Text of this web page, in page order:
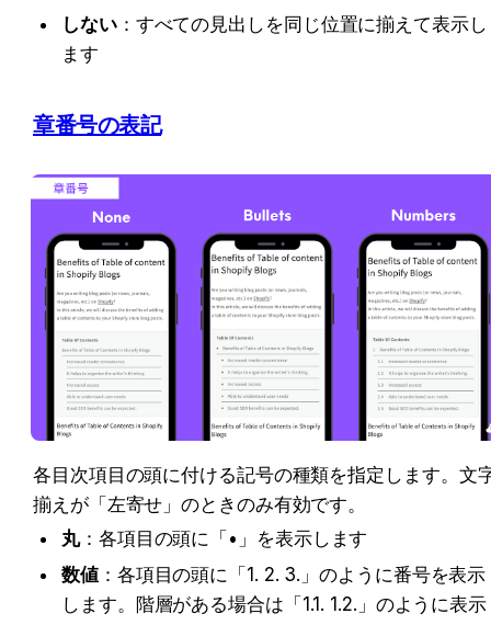
しない：すべての見出しを同じ位置に揃えて表示し
ます
章番号の表記
各目次項目の頭に付ける記号の種類を指定します。文
揃えが「左寄せ」のときのみ有効です。
丸：各項目の頭に「•」を表示します
数値：各項目の頭に「1. 2. 3.」のように番号を表示
します。階層がある場合は「1.1. 1.2.」のように表示